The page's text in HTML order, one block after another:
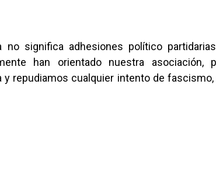
no significa adhesiones político
han orientado nuestra asociación,
repudiamos cualquier intento de